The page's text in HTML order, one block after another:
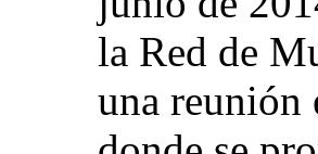
la Red de
una reunión